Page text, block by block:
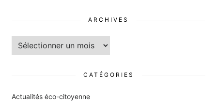
ARCHIVES
Archives
CATÉGORIES
Actualités éco-citoyenne